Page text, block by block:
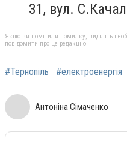
31, вул.
Якщо ви помітили помилку, виділіть
повідомити про це редакцію
#Тернопіль #електроенергія
Антоніна Сімаченко